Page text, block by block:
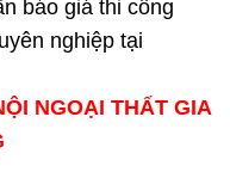
báo giá thi công
nghiệp tại
NGOẠI THẤT GIA